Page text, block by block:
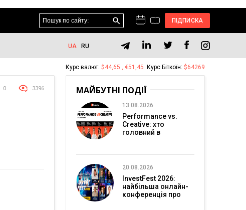
ПІДПИСКА
UA RU
0 3396
Курс валют: $44,65 , €51,45 Курс Біткоїн: $64269
МАЙБУТНІ ПОДІЇ
13.08.2026
Performance vs.
Creative: хто
головний в
20.08.2026
InvestFest 2026:
найбільша онлайн-
конференція про